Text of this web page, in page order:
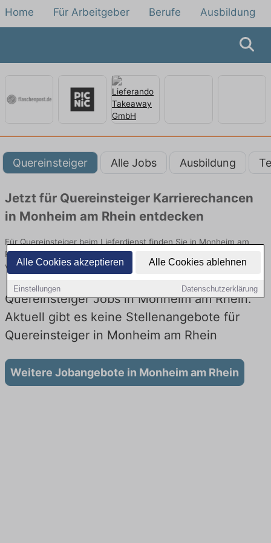
Alle Cookies akzeptieren Alle Cookies ablehnen
Einstellungen Datenschutzerklärung
Home Für Arbeitgeber Berufe Ausbildung
Quereinsteiger Alle Jobs Ausbildung
Jetzt für Quereinsteiger Karrierechancen
in Monheim am Rhein entdecken
Für Quereinsteiger beim Lieferdienst finden Sie in Monheim am
Rhein hier die aktuellsten Angebote. Entdecken Sie freie Optionen
von Top-Arbeitgebern und bewerben Sie sich noch heute.
Quereinsteiger Jobs in Monheim am Rhein:
Aktuell gibt es keine Stellenangebote für
Quereinsteiger in Monheim am Rhein
Weitere Jobangebote in Monheim am Rhein